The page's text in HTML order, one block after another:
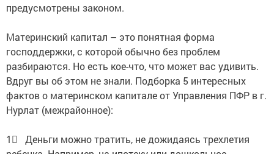
предусмотрены законом.
Материнский капитал – это понятная форма
господдержки, с которой обычно без проблем
разбираются. Но есть кое-что, что может вас удивить.
Вдруг вы об этом не знали. Подборка 5 интересных
фактов о материнском капитале от Управления ПФР в г.
Нурлат (межрайонное):
1⃣ Деньги можно тратить, не дожидаясь трехлетия